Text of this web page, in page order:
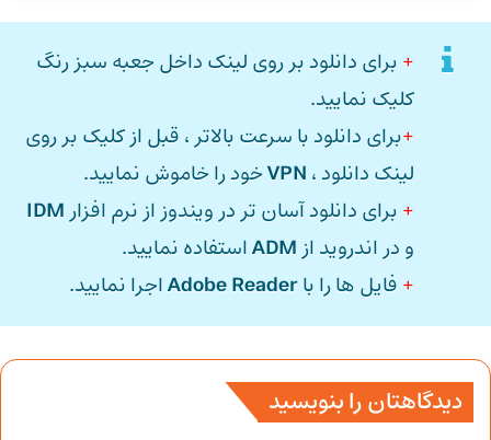
+ برای دانلود بر روی لینک داخل جعبه سبز رنگ
کلیک نمایید.
+برای دانلود با سرعت بالاتر ، قبل از کلیک بر روی
لینک دانلود ، VPNخود را خاموش نمایید.
+ برای دانلود آسان تر در ویندوز از نرم افزار IDM
و در اندروید از ADMاستفاده نمایید.
+ فایل ها را باAdobe Readerاجرا نمایید.
دیدگاهتان را بنویسید